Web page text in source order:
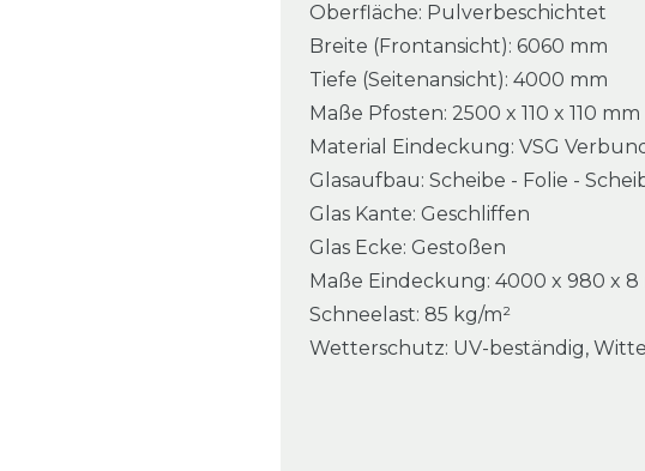
Oberfläche: Pulverbeschichtet
Breite (Frontansicht): 6060 mm
Tiefe (Seitenansicht): 4000 mm
Maße Pfosten: 2500 x 110 x 110 mm
Material Eindeckung: VSG
Glasaufbau: Scheibe - Folie -
Glas Kante: Geschliffen
Glas Ecke: Gestoßen
Maße Eindeckung: 4000 x 980 x 8
Schneelast: 85 kg/m²
Wetterschutz: UV-beständig,